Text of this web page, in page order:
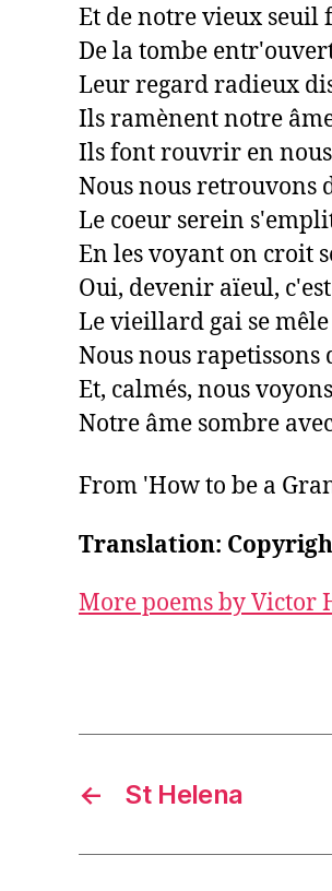
Et de notre vieux
De la tombe
Leur regard radieux
Ils ramènent notre
Ils font rouvrir en
Nous nous retrouvons
Le coeur serein
En les voyant on croit
Oui, devenir aïeul,
Le vieillard gai se
Nous nous rapetissons
Et, calmés, nous
Notre âme sombre
From 'How to be a
Translation:
More poems by Victor
← St Helena